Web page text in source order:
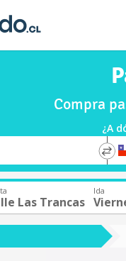
Compra
¿A
*
Las Trancas
Ida